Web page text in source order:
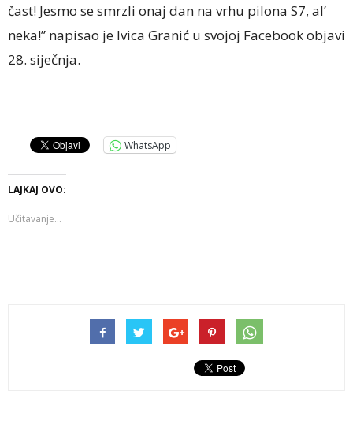
čast! Jesmo se smrzli onaj dan na vrhu pilona S7, al’
neka!” napisao je Ivica Granić u svojoj Facebook objavi
28. siječnja.
WhatsApp
LAJKAJ OVO:
Učitavanje...